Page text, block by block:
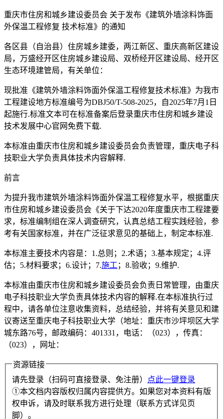
重庆市住房和城乡建设委员会 关于发布《建筑外墙涂料饰面
外保温工程修复 技术标准》的通知
各区县（自治县）住房城乡建委，两江新区、重庆高新区建设
局，万盛经开区住房城乡建设局、双桥经开区建设局、经开区
生态环境建管局，有关单位：
现批准《建筑外墙涂料饰面外保温工程修复技术标准》为我市
工程建设地方标准编号为DBJ50/T-508-2025，自2025年7月1日
起施行.标准文本可在标准备案后登录重庆市住房和城乡建设
技术发展中心官网免费下载.
本标准由重庆市住房和城乡建设委员会负责管理，重庆电子科
技职业大学负责具体技术内容解释.
前言
为提升我市建筑外墙涂料饰面外保温工程修复水平，根据重庆
市住房和城乡建设委员会《关于下达2020年度重庆市工程建要
求，标准编制组在深人调查研究，认真总结工程实践经验，参
考有关国家标准，并在广泛征求意见的基础上，制定本标准.
本标准主要技术内容是：1.总则；2.术语；3.基本规定；4.评
估；5.材料要求；6.设计；7.施工；8.验收；9.维护.
本标准由重庆市住房和城乡建设委员会负责日常管理，由重庆
电子科技职业大学负责具体技术内容的解释.在本标准执行过
程中，请各单位注意收集资料，总结经验，并将有关意见和建
议寄送至重庆电子科技职业大学（地址：重庆市沙坪坝区大学
城东路76号，邮政编码：401331，电话：（023），传真：
（023），网址：
资源链接
请先登录（扫码可直接登录、免注册）
点此一键登录
①本文档内容版权归属内容提供方。如果您对本资料有版
权申诉，请及时联系我方进行处理（联系方式详见页
脚）。